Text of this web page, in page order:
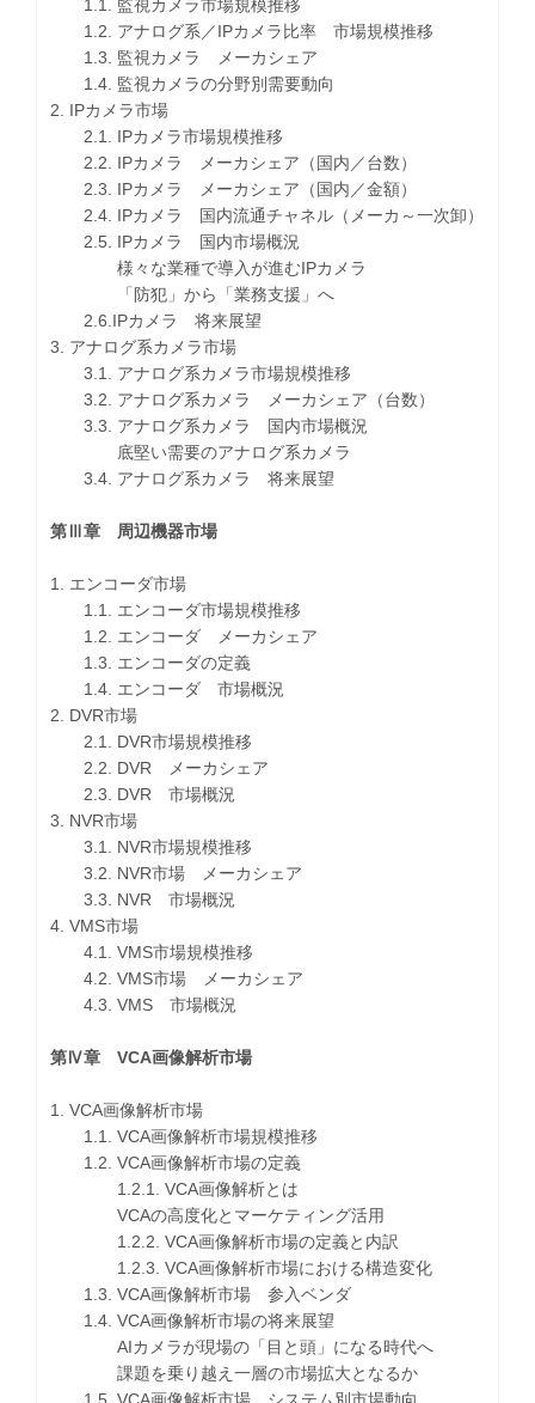
1.1. 監視カメラ市場規模推移
1.2. アナログ系／IPカメラ比率 市場規模推移
1.3. 監視カメラ メーカシェア
1.4. 監視カメラの分野別需要動向
2. IPカメラ市場
2.1. IPカメラ市場規模推移
2.2. IPカメラ メーカシェア（国内／台数）
2.3. IPカメラ メーカシェア（国内／金額）
2.4. IPカメラ 国内流通チャネル（メーカ～一次卸）
2.5. IPカメラ 国内市場概況
様々な業種で導入が進むIPカメラ
「防犯」から「業務支援」へ
2.6.IPカメラ 将来展望
3. アナログ系カメラ市場
3.1. アナログ系カメラ市場規模推移
3.2. アナログ系カメラ メーカシェア（台数）
3.3. アナログ系カメラ 国内市場概況
底堅い需要のアナログ系カメラ
3.4. アナログ系カメラ 将来展望
第Ⅲ章 周辺機器市場
1. エンコーダ市場
1.1. エンコーダ市場規模推移
1.2. エンコーダ メーカシェア
1.3. エンコーダの定義
1.4. エンコーダ 市場概況
2. DVR市場
2.1. DVR市場規模推移
2.2. DVR メーカシェア
2.3. DVR 市場概況
3. NVR市場
3.1. NVR市場規模推移
3.2. NVR市場 メーカシェア
3.3. NVR 市場概況
4. VMS市場
4.1. VMS市場規模推移
4.2. VMS市場 メーカシェア
4.3. VMS 市場概況
第Ⅳ章 VCA画像解析市場
1. VCA画像解析市場
1.1. VCA画像解析市場規模推移
1.2. VCA画像解析市場の定義
1.2.1. VCA画像解析とは
VCAの高度化とマーケティング活用
1.2.2. VCA画像解析市場の定義と内訳
1.2.3. VCA画像解析市場における構造変化
1.3. VCA画像解析市場 参入ベンダ
1.4. VCA画像解析市場の将来展望
AIカメラが現場の「目と頭」になる時代へ
課題を乗り越え一層の市場拡大となるか